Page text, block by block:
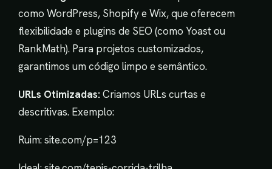
como WordPress, Shopify e Wix, que oferecem
flexibilidade e plugins de SEO (como Yoast ou
RankMath). Para projetos customizados,
garantimos um código limpo e semântico.
URLs Otimizadas:Criamos URLs curtas e
descritivas. Exemplo:
Ruim: site.com/p=123